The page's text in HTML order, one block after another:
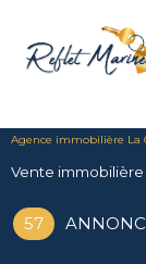
Agence immobilière La
Vente immobilière
57